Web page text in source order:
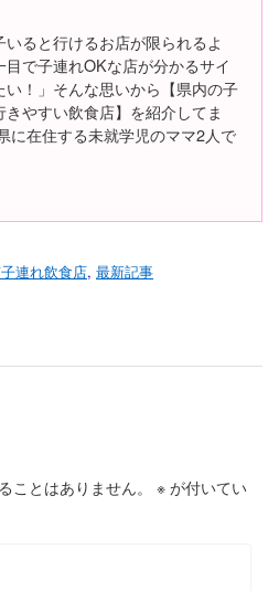
いると行けるお店が限られるよ
で子連れOKな店が分かるサイ
い！」そんな思いから【県内の子
きやすい飲食店】を紹介してま
に在住する未就学児のママ2人で
連れ飲食店, 最新記事
ことはありません。 ※ が付いてい